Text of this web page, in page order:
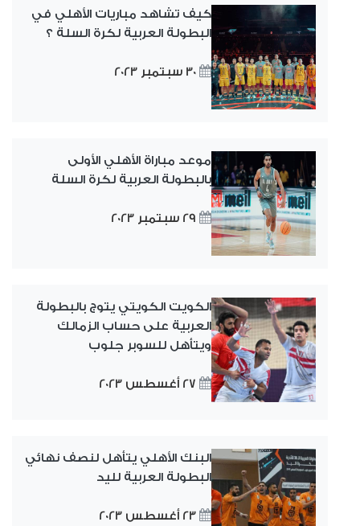
كيف تشاهد مباريات الأهلي في
البطولة العربية لكرة السلة ؟
30 سبتمبر 2023
موعد مباراة الأهلي الأولى
بالبطولة العربية لكرة السلة
29 سبتمبر 2023
الكويت الكويتي يتوج بالبطولة
العربية على حساب الزمالك
ويتأهل للسوبر جلوب
27 أغسطس 2023
البنك الأهلي يتأهل لنصف نهائي
البطولة العربية لليد
23 أغسطس 2023